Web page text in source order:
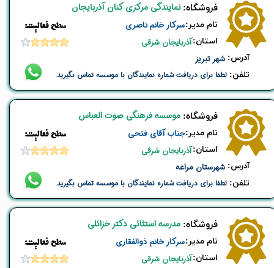
شهر تبریز ​آدرس:
​فروشگاه:
نام ​مدیر:
استان:
​​سطح فعالیت:
آذربایجان شرقی
سرکار خانم ناصری
تلفن: لطفا برای دریافت شماره نمایندگان با موسسه تماس بگیرید.
نمایندگی مرکزی کنان آذربایجان
شهرستان مراغه ​آدرس:
​فروشگاه:
نام ​مدیر:
استان:
​​سطح فعالیت:
آذربایجان شرقی
جناب آقای فتحی
تلفن: لطفا برای دریافت شماره نمایندگان با موسسه تماس بگیرید.
موسسه فرهنگی صوت العباس
​فروشگاه:
نام ​مدیر:
استان:
​​سطح فعالیت:
آذربایجان شرقی
سرکار خانم ذوالفقاری
مدرسه استثائی دکتر خزائلی